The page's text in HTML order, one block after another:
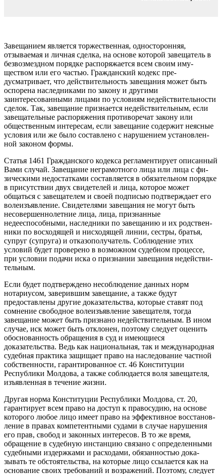
Завещанием является торжественная, односто­ронняя,
отзываемая и лич­ная сделка, на основе кото­рой завещатель в
безвоз­мездном порядке распо­ряжается всем своим иму­
ществом или его частью. Гражданский кодекс пре­
дусматривает, что действи­тельность завещания мо­жет быть
оспорена наслед­никами по закону и други­ми
заинтересованными ли­цами по условиям недейс­твительности
сделок. Так, завещание признается не­действительным, если
за­вещательные распоряже­ния противоречат закону или
общественным инте­ресам, если завещание со­держит неясные
условия или же было составлено с нарушением установлен­
ной законом формы.
Статья 1461 Гражданс­кого кодекса регламенти­рует описанный
Вами слу­чай. Завещание неграмот­ного лица или лица с фи­
зическими недостатками составляется в обязатель­ном порядке
в присутствии двух свидетелей и лица, ко­торое может
общаться с за­вещателем и своей подпи­сью подтверждает его
воле­изъявление. Свидетелями завещания не могут быть
несовершеннолетние лица, лица, признанные
недееспособными, наследники по завещанию и их родствен­
ники по восходящей и нис­ходящей линии, сестры, братья,
супруг (супруга) и отказополучатель. Соблю­дение этих
условий будет проверено в возможном су­дебном процессе,
при усло­вии подачи иска о призна­нии завещания недействи­
тельным.
Если будет подтвержде­но несоблюдение данных норм
нотариусом, заверив­шим завещание, а также будут
предоставлены дру­гие доказательства, кото­рые ставят под
сомнение свободное волеизъявление завещателя, тогда
завеща­ние может быть признано недействительным. В ином
случае, иск может быть от­клонен, поэтому следует оценить
обоснованность обращения в суд и име­ющиеся
доказательства. Ведь как национальная, так и международная
су­дебная практика защища­ет право на наследование частной
собственности, га­рантированное ст. 46 Кон­ституции
Республики Мол­дова, а также соблюдает­ся воля завещателя,
изъяв­ленная в течение жизни.
Другая норма Консти­туции Республики Молдо­ва, ст. 20,
гарантирует всем право на доступ к право­судию, на основе
которо­го любое лицо имеет право на эффективное восстанов­
ление в правах компетент­ными судами в случае на­рушения
его прав, свобод и законных интересов. В то же время,
обращение в су­дебную инстанцию связа­но с определенными
судеб­ными издержками и расхо­дами, обязанностью дока­
зывать те обстоятельства, на которые лицо ссылает­ся как на
основание сво­их требований и возраже­ний. Поэтому, следует